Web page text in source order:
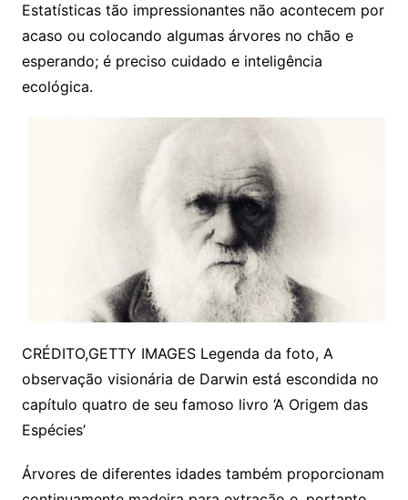
Estatísticas tão impressionantes não acontecem por
acaso ou colocando algumas árvores no chão e
esperando; é preciso cuidado e inteligência
ecológica.
CRÉDITO,GETTY IMAGES Legenda da foto, A
observação visionária de Darwin está escondida no
capítulo quatro de seu famoso livro ‘A Origem das
Espécies’
Árvores de diferentes idades também proporcionam